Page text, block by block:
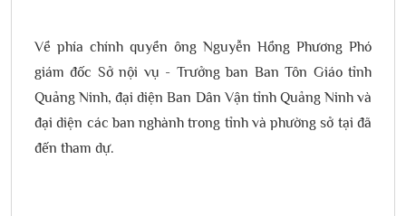
Về phía chính quyền ông Nguyễn Hồng Phương Phó
giám đốc Sở nội vụ - Trưởng ban Ban Tôn Giáo tỉnh
Quảng Ninh, đại diện Ban Dân Vận tỉnh Quảng Ninh và
đại diện các ban nghành trong tỉnh và phường sở tại đã
đến tham dự.